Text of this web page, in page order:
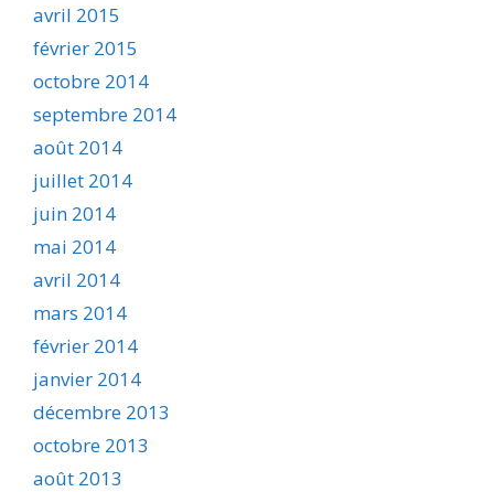
avril 2015
février 2015
octobre 2014
septembre 2014
août 2014
juillet 2014
juin 2014
mai 2014
avril 2014
mars 2014
février 2014
janvier 2014
décembre 2013
octobre 2013
août 2013